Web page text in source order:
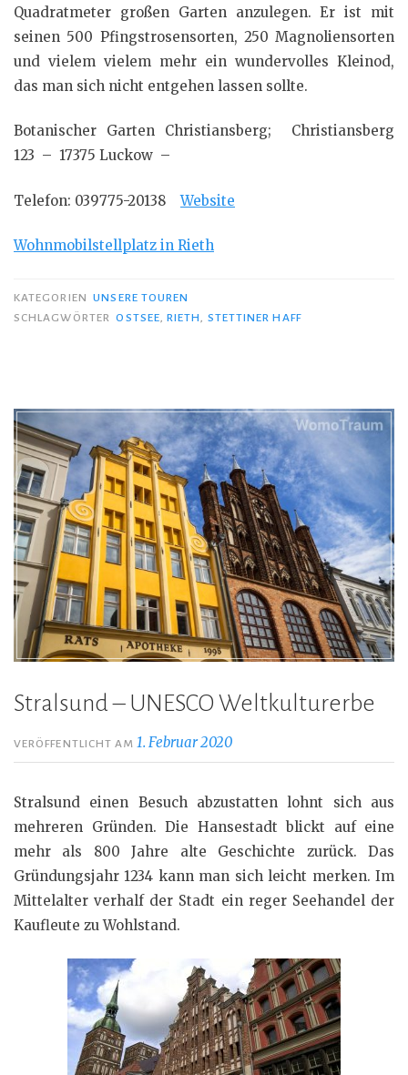
Quadratmeter großen Garten anzulegen. Er ist mit
seinen 500 Pfingstrosensorten, 250 Magnoliensorten
und vielem vielem mehr ein wundervolles Kleinod,
das man sich nicht entgehen lassen sollte.
Botanischer Garten Christiansberg; Christiansberg
123 – 17375 Luckow –
Telefon: 039775-20138Website
Wohnmobilstellplatz in Rieth
KATEGORIEN UNSERE TOUREN
SCHLAGWÖRTER
OSTSEE ,RIETH STETTINER HAFF
Stralsund – UNESCO Weltkulturerbe
VERÖFFENTLICHT AM1. Februar 2020
Stralsund einen Besuch abzustatten lohnt sich aus
mehreren Gründen. Die Hansestadt blickt auf eine
mehr als 800 Jahre alte Geschichte zurück. Das
Gründungsjahr 1234 kann man sich leicht merken. Im
Mittelalter verhalf der Stadt ein reger Seehandel der
Kaufleute zu Wohlstand.